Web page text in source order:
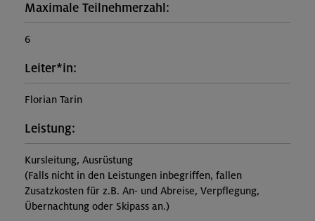
Maximale Teilnehmerzahl:
6
Leiter*in:
Florian Tarin
Leistung:
Kursleitung, Ausrüstung
(Falls nicht in den Leistungen inbegriffen, fallen
Zusatzkosten für z.B. An- und Abreise, Verpflegung,
Übernachtung oder Skipass an.)